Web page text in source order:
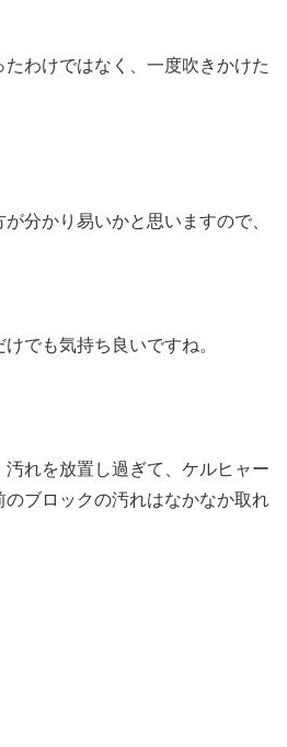
わけではなく、一度吹きかけた
分かり易いかと思いますので、
でも気持ち良いですね。
れを放置し過ぎて、ケルヒャー
ブロックの汚れはなかなか取れ